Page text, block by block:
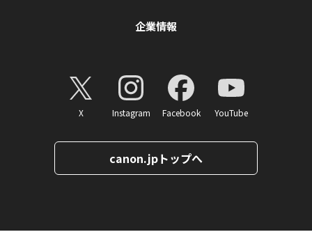
企業情報
X Instagram Facebook YouTube
canon.jpトップへ